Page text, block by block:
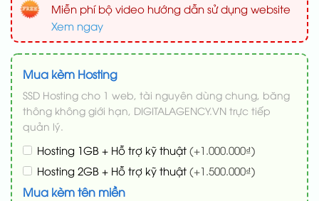
Miễn phí bộ video hướng dẫn sử dụng website
Xem ngay
Mua kèm Hosting
SSD Hosting cho 1 web, tài nguyên dùng chung, băng
thông không giới hạn, DIGITALAGENCY.VN trực tiếp
quản lý.
Hosting 1GB + Hỗ trợ kỹ thuật (+1.000.000₫)
Hosting 2GB + Hỗ trợ kỹ thuật (+1.500.000₫)
Mua kèm tên miền